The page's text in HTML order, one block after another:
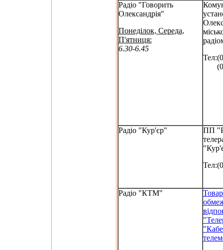
Радіо "Говорить
Олександрія"
Понеділок, Середа,
П'ятниця:
6.30-6.45
Радіо "Кур'єр"
ПП
Радіо "КТМ"